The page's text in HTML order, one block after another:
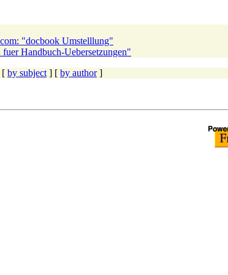
"docbook Umstelllung"
Handbuch-Uebersetzungen"
[ by subject ] [ by author]